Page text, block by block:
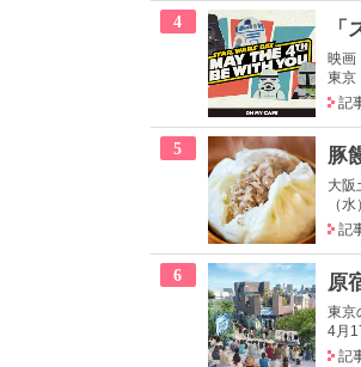
4
映画
東京
記
5
大阪
（
記
6
東京
4月
記